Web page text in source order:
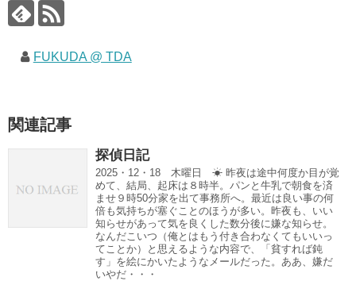
FUKUDA @ TDA
関連記事
探偵日記
2025・12・18 木曜日 ☀ 昨夜は途中何度か目が覚
めて、結局、起床は８時半。パンと牛乳で朝食を済
ませ９時50分家を出て事務所へ。最近は良い事の何
倍も気持ちが塞ぐことのほうが多い。昨夜も、いい
知らせがあって気を良くした数分後に嫌な知らせ。
なんだこいつ（俺とはもう付き合わなくてもいいっ
てことか）と思えるような内容で、「貧すれば鈍
す」を絵にかいたようなメールだった。ああ、嫌だ
いやだ・・・